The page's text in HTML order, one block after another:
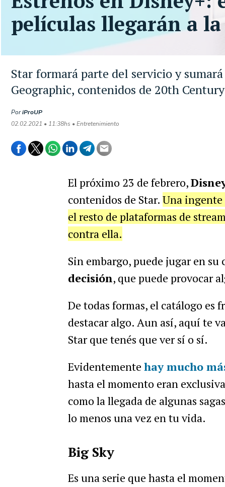
Star formará parte del servicio y
Geographic, contenidos de 20th
PoriProUP
02.02.2021 • 11:38hs • Entretenimiento
películas llegarán a
El próximo 23 de febrero,
contenidos de Star. Una ingente
el resto de plataformas de
contra ella.
Sin embargo, puede jugar en
decisión, que puede provocar
De todas formas, el catálogo
destacar algo. Aun así, aquí te
Star que tenés que ver sí o sí.
Evidentemente hay mucho
hasta el momento eran
como la llegada de algunas
lo menos una vez en tu vida.
Big Sky
Es una serie que hasta el